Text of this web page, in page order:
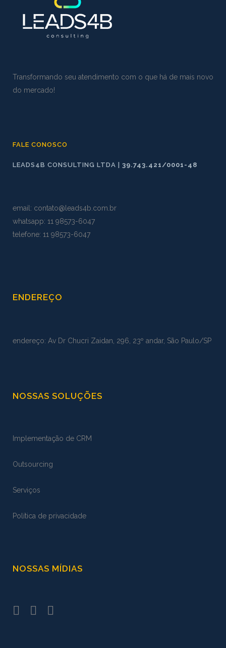
Transformando seu atendimento com o que há de mais novo
do mercado!
FALE CONOSCO
LEADS4B CONSULTING LTDA | 39.743.421/0001-48
email: contato@leads4b.com.br
whatsapp: 11 98573-6047
telefone: 11 98573-6047
ENDEREÇO
endereço: Av Dr Chucri Zaidan, 296, 23º andar, São Paulo/SP
NOSSAS SOLUÇÕES
Implementação de CRM
Outsourcing
Serviços
Política de privacidade
NOSSAS MÍDIAS